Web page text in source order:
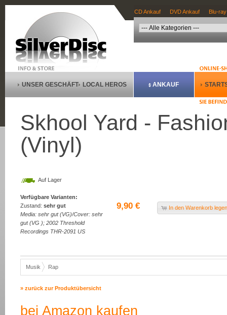
CD Ankauf DVD Ankauf Blu-
UNSER GESCHÄFT LOCAL HEROS ANKAUF
Skhool Yard -
(Vinyl)
Auf Lager
Verfügbare Varianten:
Zustand: sehr gut
Media: sehr gut (VG)/Cover: sehr
gut (VG ); 2002 Threshold
Recordings THR-2091 US
9,90 € In den Warenkorb
Musik Rap
» zurück zur Produktübersicht
bei Amazon kaufen